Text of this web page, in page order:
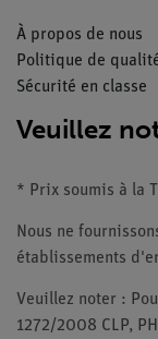
À propos de nous
Politique de
Sécurité en classe
Veuillez
* Prix soumis à la
Nous ne
établissements
Veuillez noter :
1272/2008 CLP,